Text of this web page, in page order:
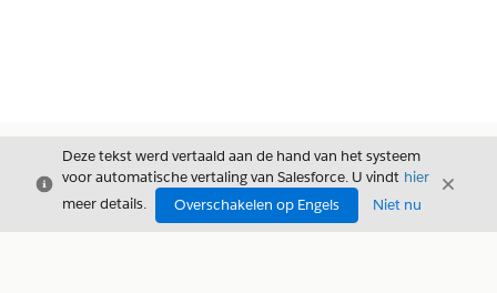
Sluiten
Deze tekst werd vertaald aan de hand van het systeem
voor automatische vertaling van Salesforce. U vindt hier
meer details.
Overschakelen op Engels Niet nu
Sluiten